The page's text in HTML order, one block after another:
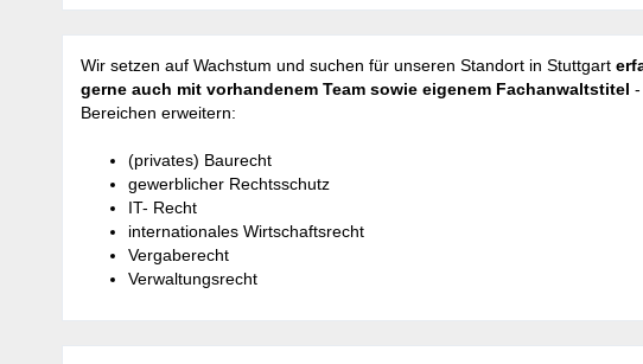
Wir setzen auf Wachstum und suchen für unseren Standort in Stuttgart
gerne auch mit vorhandenem Team sowie eigenem Fachanwaltstitel
Bereichen erweitern:
(privates) Baurecht
gewerblicher Rechtsschutz
IT- Recht
internationales Wirtschaftsrecht
Vergaberecht
Verwaltungsrecht